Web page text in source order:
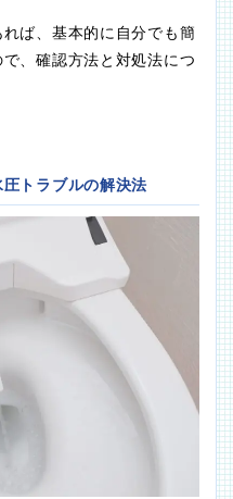
ば、基本的に自分でも簡
、確認方法と対処法につ
トラブルの解決法